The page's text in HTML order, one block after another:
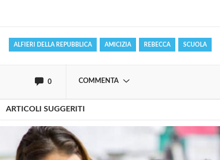
ALFIERI DELLA REPUBBLICA AMICIZIA REBECCA SCUOLA
0 COMMENTA
ARTICOLI SUGGERITI